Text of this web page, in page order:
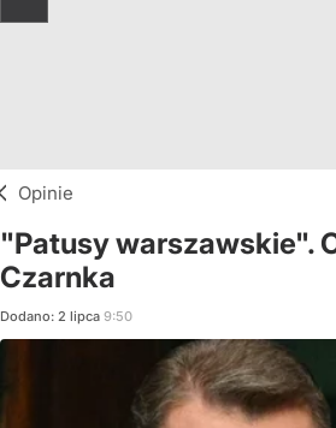
Opinie
"Patusy warszawskie".
Czarnka
Dodano: 2 lipca 9:50